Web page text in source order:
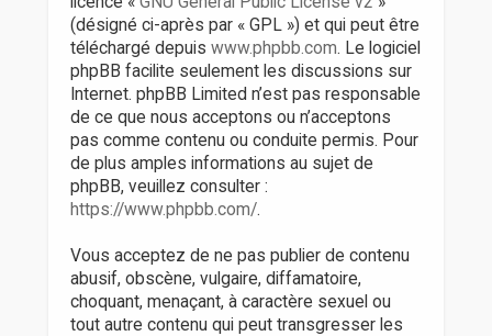
(désigné ci-après par « GPL ») et qui peut être
téléchargé depuis www.phpbb.com. Le logiciel
phpBB facilite seulement les discussions sur
Internet. phpBB Limited n’est pas responsable
de ce que nous acceptons ou n’acceptons
pas comme contenu ou conduite permis. Pour
de plus amples informations au sujet de
phpBB, veuillez consulter :
https://www.phpbb.com/.
Vous acceptez de ne pas publier de contenu
abusif, obscène, vulgaire, diffamatoire,
choquant, menaçant, à caractère sexuel ou
tout autre contenu qui peut transgresser les